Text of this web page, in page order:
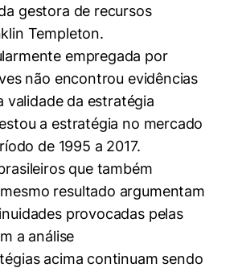
gestora de recursos
Templeton.
empregada por
não encontrou evidências
validade da estratégia
a estratégia no mercado
de 1995 a 2017.
que também
resultado argumentam
provocadas pelas
a análise
acima continuam sendo